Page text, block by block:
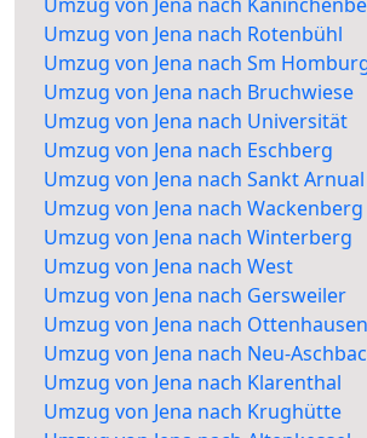
Umzug von Jena nach Rotenbühl
Umzug von Jena nach Sm
Umzug von Jena nach Bruchwiese
Umzug von Jena nach Universität
Umzug von Jena nach Eschberg
Umzug von Jena nach Sankt Arnual
Umzug von Jena nach Wackenberg
Umzug von Jena nach Winterberg
Umzug von Jena nach West
Umzug von Jena nach Gersweiler
Umzug von Jena nach Ottenhausen
Umzug von Jena nach Neu-
Umzug von Jena nach Klarenthal
Umzug von Jena nach Krughütte